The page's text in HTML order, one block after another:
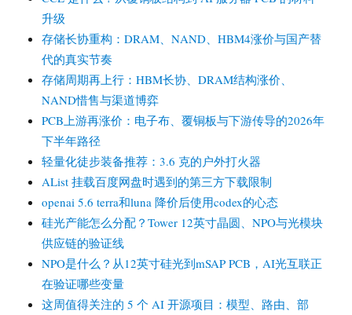
升级
存储长协重构：DRAM、NAND、HBM4涨价与国产替
代的真实节奏
存储周期再上行：HBM长协、DRAM结构涨价、
NAND惜售与渠道博弈
PCB上游再涨价：电子布、覆铜板与下游传导的2026年
下半年路径
轻量化徒步装备推荐：3.6 克的户外打火器
AList 挂载百度网盘时遇到的第三方下载限制
openai 5.6 terra和luna 降价后使用codex的心态
硅光产能怎么分配？Tower 12英寸晶圆、NPO与光模块
供应链的验证线
NPO是什么？从12英寸硅光到mSAP PCB，AI光互联正
在验证哪些变量
这周值得关注的 5 个 AI 开源项目：模型、路由、部